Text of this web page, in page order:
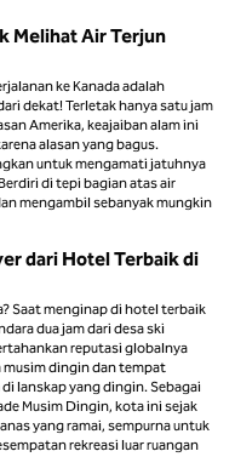
Melihat Air Terjun
ke Kanada adalah
dekat! Terletak hanya satu jam
Amerika, keajaiban alam ini
alasan yang bagus.
untuk mengamati jatuhnya
di tepi bagian atas air
mengambil sebanyak mungkin
dari Hotel Terbaik di
Saat menginap di hotel terbaik
dua jam dari desa ski
reputasi globalnya
musim dingin dan tempat
lanskap yang dingin. Sebagai
Musim Dingin, kota ini sejak
yang ramai, sempurna untuk
rekreasi luar ruangan